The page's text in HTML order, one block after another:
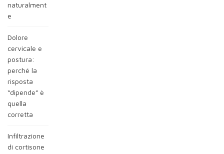
naturalment
e
Dolore
cervicale e
postura:
perché la
risposta
“dipende” è
quella
corretta
Infiltrazione
di cortisone